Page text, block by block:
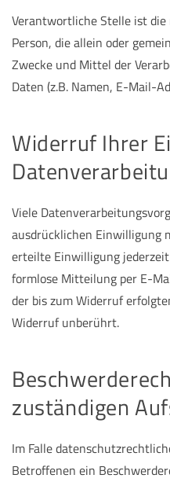
Verantwortliche Stelle ist
Person, die allein oder
Zwecke und Mittel der
Daten (z.B. Namen, E-Mail-
Widerruf Ihrer
Viele
ausdrücklichen Einwilligung
erteilte Einwilligung
formlose Mitteilung per E-
der bis zum Widerruf
Widerruf unberührt.
zuständigen
Im Falle
Betroffenen ein